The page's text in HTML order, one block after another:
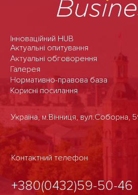
Інноваційний HUB
Актуальні опитування
Актуальні обговорення
Галерея
Нормативно-правова база
Корисні посилання
Україна, м.Вінниця, вул.Соборна,
Контактний телефон
+380(0432)59-50-46